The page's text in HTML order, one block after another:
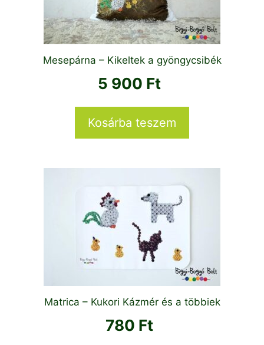
Mesepárna – Kikeltek a gyöngycsibék
5 900 Ft
Kosárba teszem
Matrica – Kukori Kázmér és a többiek
780 Ft